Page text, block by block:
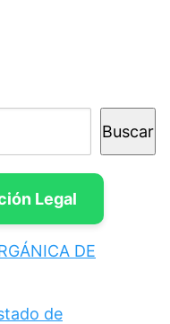
Buscar
Legal
DE
de